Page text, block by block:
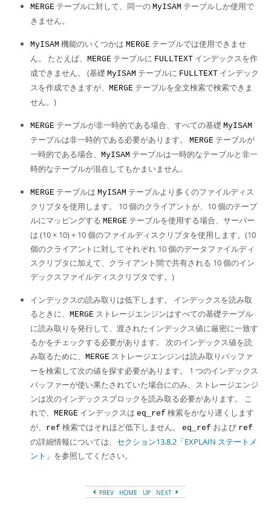
MERGE テーブルに対して、同一の MyISAM テーブルしか使用で
きません。
MyISAM 機能のいくつかは MERGE テーブルでは使用できませ
ん。 たとえば、 MERGE テーブルに FULLTEXT インデックスを作
成できません。 (基礎 MyISAM テーブルに FULLTEXT インデック
スを作成できますが、 MERGE テーブルを全文検索で検索できま
せん。)
MERGE テーブルが非一時的である場合、すべての基礎 MyISAM
テーブルは非一時的である必要があります。 MERGE テーブルが
一時的である場合、 MyISAM テーブルは一時的なテーブルと非一
時的なテーブルが混在してもかまいません。
MERGE テーブルは MyISAM テーブルより多くのファイルディス
クリプタを使用します。 10 個のクライアントが、10 個のテーブ
ルにマッピングする MERGE テーブルを使用する場合、サーバー
は (10 × 10) + 10 個のファイルディスクリプタを使用します。(10
個のクライアントに対してそれぞれ 10 個のデータファイルディ
スクリプタに加えて、クライアント間で共有される 10 個のイン
デックスファイルディスクリプタです。)
インデックスの読み取りは低下します。 インデックスを読み取
るときに、 MERGE ストレージエンジンはすべての基礎テーブル
に読み取りを発行して、渡されたインデックス値に厳密に一致す
るかをチェックする必要があります。 次のインデックス値を読
み取るために、 MERGE ストレージエンジンは読み取りバッファ
ーを検索して次の値を探す必要があります。 1 つのインデックス
バッファーが使い果たされていた場合にのみ、ストレージエンジ
ンは次のインデックスブロックを読み取る必要があります。 こ
れで、 MERGE インデックスは eq_ref 検索をかなり遅くします
が、
ref 検索ではそれほど低下しません。 eq_ref および ref
の詳細情報については、 セクション13.8.2「EXPLAIN ステートメ
ント」 を参照してください。
PREV HOME UP NEXT